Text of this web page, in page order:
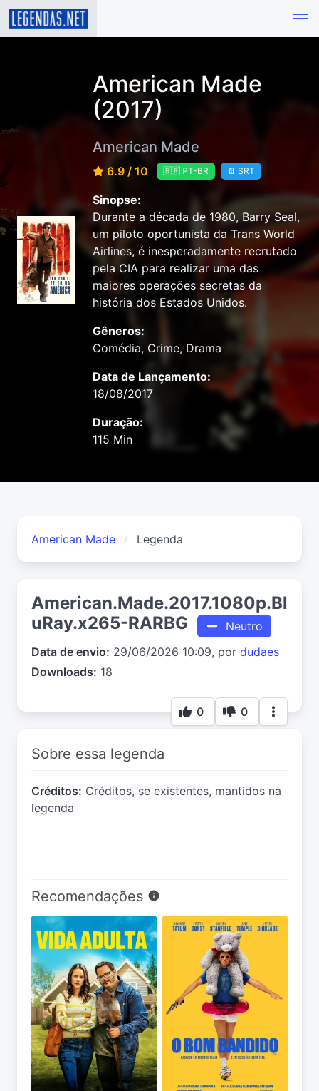
American Made
(2017)
American Made
6.9 / 10 🇧🇷 PT-BR 📄 SRT
Sinopse:
Durante a década de 1980, Barry Seal,
um piloto oportunista da Trans World
Airlines, é inesperadamente recrutado
pela CIA para realizar uma das
maiores operações secretas da
história dos Estados Unidos.
Gêneros:
Comédia, Crime, Drama
Data de Lançamento:
18/08/2017
Duração:
115 Min
American Made Legenda
American.Made.2017.1080p.Bl
uRay.x265-RARBG
Neutro
Data de envio: 29/06/2026 10:09, por dudaes
Downloads: 18
0 0
Sobre essa legenda
Créditos: Créditos, se existentes, mantidos na
legenda
Recomendações